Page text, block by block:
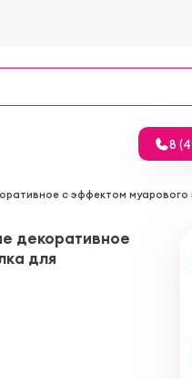
8
с эффектом муарового
декоративное
для